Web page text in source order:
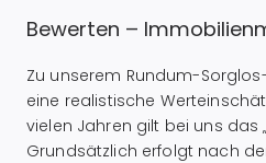
Bewerten –
Zu unserem Rundum-
eine realistische
vielen Jahren gilt bei uns das
Grundsätzlich erfolgt nach